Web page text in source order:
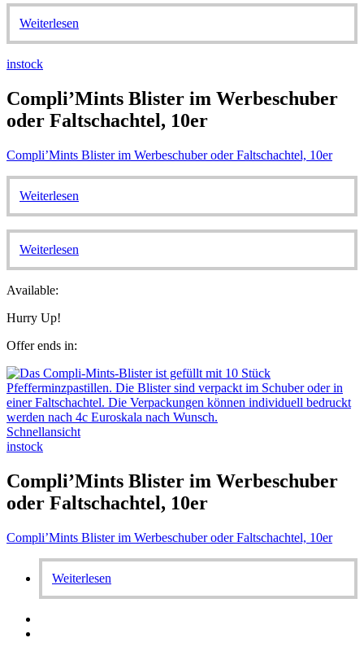
Weiterlesen
instock
Compli’Mints Blister im Werbeschuber
oder Faltschachtel, 10er
Compli’Mints Blister im Werbeschuber oder Faltschachtel, 10er
Weiterlesen
Weiterlesen
Available:
Hurry Up!
Offer ends in:
Schnellansicht
instock
Compli’Mints Blister im Werbeschuber
oder Faltschachtel, 10er
Compli’Mints Blister im Werbeschuber oder Faltschachtel, 10er
Weiterlesen